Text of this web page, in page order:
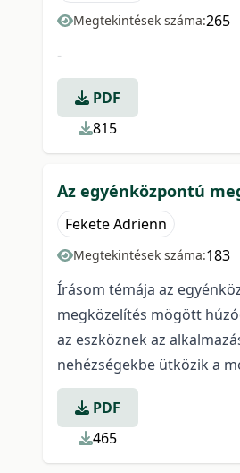
Megtekintések száma:265
-
PDF
815
Az egyénközpontú
Fekete Adrienn
Megtekintések száma:183
Írásom témája az
megközelítés mögött
az eszköznek az
nehézségekbe ütközik a
PDF
465